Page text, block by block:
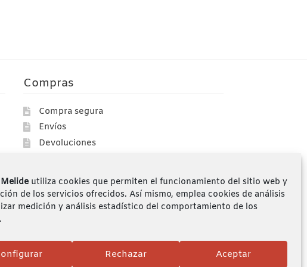
utiliza cookies que permiten el funcionamiento del sitio web y
de los servicios ofrecidos. Así mismo, emplea cookies de análisis
medición y análisis estadístico del comportamiento de los
Aceptar
Rechazar
Compras
Compra segura
Envíos
Devoluciones